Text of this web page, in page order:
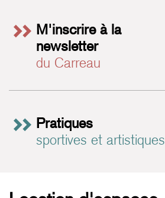
M'inscrire à la
newsletter
du Carreau
Pratiques
sportives et artistiques